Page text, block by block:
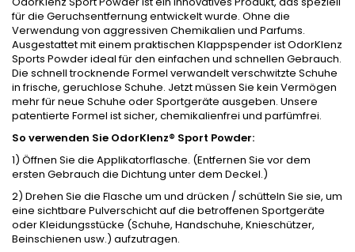
für die Geruchsentfernung entwickelt wurde. Ohne die
Verwendung von aggressiven Chemikalien und Parfums.
Ausgestattet mit einem praktischen Klappspender ist OdorKlenz
Sports Powder ideal für den einfachen und schnellen Gebrauch.
Die schnell trocknende Formel verwandelt verschwitzte Schuhe
in frische, geruchlose Schuhe. Jetzt müssen Sie kein Vermögen
mehr für neue Schuhe oder Sportgeräte ausgeben. Unsere
patentierte Formel ist sicher, chemikalienfrei und parfümfrei.
So verwenden Sie OdorKlenz® Sport Powder:
1) Öffnen Sie die Applikatorflasche. (Entfernen Sie vor dem
ersten Gebrauch die Dichtung unter dem Deckel.)
2) Drehen Sie die Flasche um und drücken / schütteln Sie sie, um
eine sichtbare Pulverschicht auf die betroffenen Sportgeräte
oder Kleidungsstücke (Schuhe, Handschuhe, Knieschützer,
Beinschienen usw.) aufzutragen.